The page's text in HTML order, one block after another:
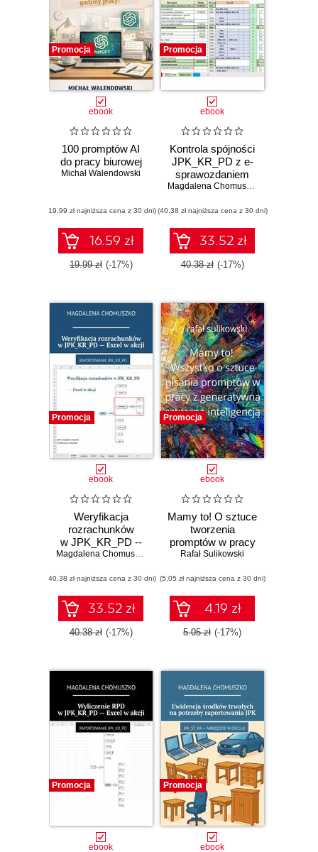
Promocja
ebook
100 promptów AI
do pracy biurowej
Michał Walendowski
(19,99 zł najniższa cena z 30 dni)
16.59 zł
19.99 zł (-17%)
Promocja
ebook
Kontrola spójności
JPK_KR_PD z e-
sprawozdaniem
Magdalena Chomuszko
(40,38 zł najniższa cena z 30 dni)
33.52 zł
40.38 zł (-17%)
Promocja
ebook
Weryfikacja
rozrachunków
w JPK_KR_PD --
Excel w akcji Magdalena Chomuszko
(40,38 zł najniższa cena z 30 dni)
33.52 zł
40.38 zł (-17%)
Promocja
ebook
Mamy to! O sztuce
tworzenia
promptów w pracy
z generatywną
inteligencją
Rafał Sulikowski
(5,05 zł najniższa cena z 30 dni)
4.19 zł
5.05 zł (-17%)
Promocja
ebook
Promocja
ebook